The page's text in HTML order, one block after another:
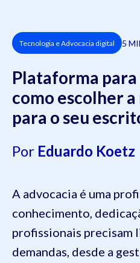
Tecnologia e Advocacia digital 5
Plataforma
como escolher
para o seu
Por Eduardo Koetz
A advocacia é uma
conhecimento,
profissionais precisam
demandas, desde a